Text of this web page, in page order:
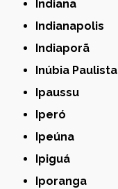
Indiana
Indianapolis
Indiaporã
Inúbia Paulista
Ipaussu
Iperó
Ipeúna
Ipiguá
Iporanga